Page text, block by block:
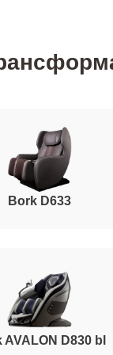
5000
700
1300
1200
1900
Bork D633
AVALON D830 bl